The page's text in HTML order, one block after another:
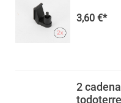
3,60 €*
2